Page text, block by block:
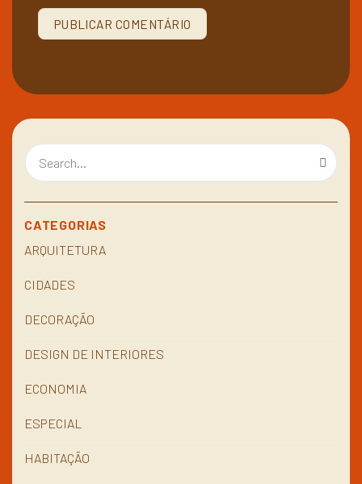
CATEGORIAS
ARQUITETURA
CIDADES
DECORAÇÃO
DESIGN DE INTERIORES
ECONOMIA
ESPECIAL
HABITAÇÃO